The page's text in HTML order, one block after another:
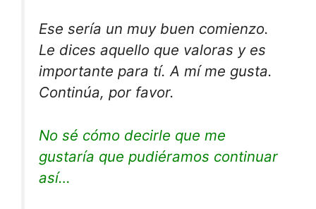
Ese sería un muy buen comienzo.
Le dices aquello que valoras y es
importante para tí. A mí me gusta.
Continúa, por favor.
No sé cómo decirle que me
gustaría que pudiéramos continuar
así…